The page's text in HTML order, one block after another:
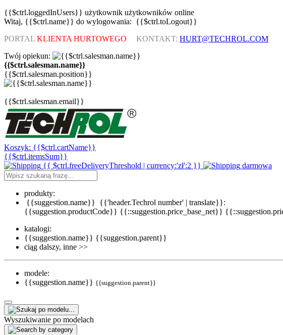
{{$ctrl.loggedInUsers}} użytkownik użytkowników online
Witaj, {{$ctrl.name}} do wylogowania: {{$ctrl.toLogout}}
PORTAL KLIENTA HURTOWEGO KONTAKT: HURT@TECHROL.COM
Twój opiekun:
{{$ctrl.salesman.name}}
{{$ctrl.salesman.position}}
{{$ctrl.salesman.email}}
Koszyk: {{$ctrl.cartName}}
{{$ctrl.itemsSum}}
{{ $ctrl.freeDeliveryThreshold | currency:'zł':2 }}
darmowa
produkty:
{{suggestion.name}} {{'header.Techrol number' | translate}}:
{{suggestion.productCode}} {{::suggestion.price_base_net}}
katalogi:
{{suggestion.name}} {{suggestion.parent}}
ciąg dalszy, inne >>
modele:
{{suggestion.name}} {{suggestion.parent}}
Wyszukiwanie po modelach